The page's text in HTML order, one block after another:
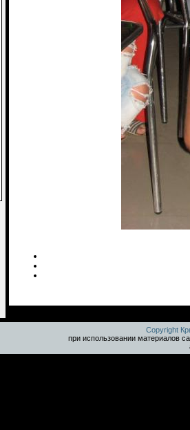
Copyright
при использовании материалов